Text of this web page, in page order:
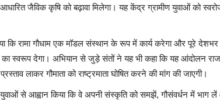
जैविक कृषि को बढ़ावा मिलेगा। यह केंद्र ग्रामीण युवाओं को
कि रामा गौधाम एक मॉडल संस्थान के रूप में कार्य करेगा और पूरे
का स्वरूप देगा। अभियान से जुड़े संतों ने यह भी कहा कि यह आंदोलन
लाकर गौमाता को राष्ट्रमाता घोषित करने की मांग की जाएगी।
से आह्वान किया कि वे अपनी संस्कृति को समझें, गौसंवर्धन में भाग